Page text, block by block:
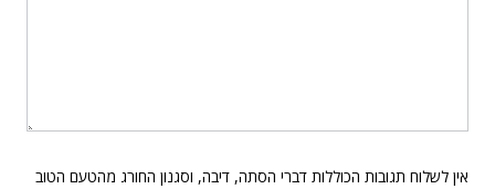
אין לשלוח תגובות הכוללות דברי הסתה, דיבה, וסגנון החורג מהטעם הטוב